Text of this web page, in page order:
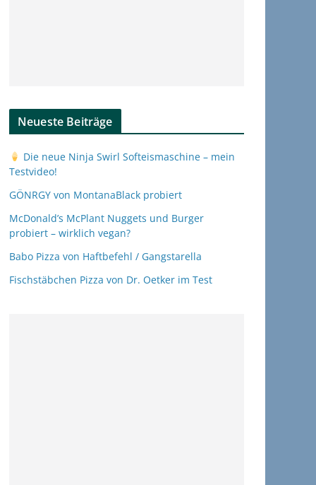
Neueste Beiträge
Die neue Ninja Swirl Softeismaschine – mein
Testvideo!
GÖNRGY von MontanaBlack probiert
McDonald’s McPlant Nuggets und Burger
probiert – wirklich vegan?
Babo Pizza von Haftbefehl / Gangstarella
Fischstäbchen Pizza von Dr. Oetker im Test